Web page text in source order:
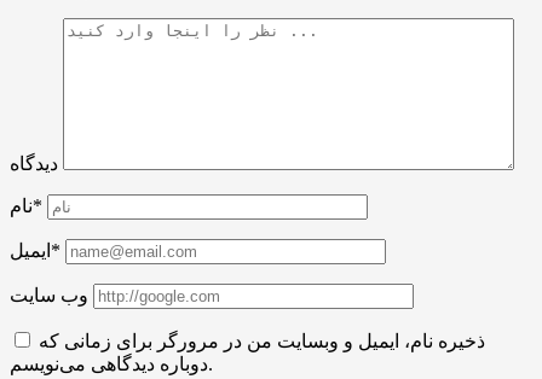
دیدگاه
نام*
ایمیل*
وب سایت
ذخیره نام، ایمیل و وبسایت من در مرورگر برای زمانی که
دوباره دیدگاهی می‌نویسم.